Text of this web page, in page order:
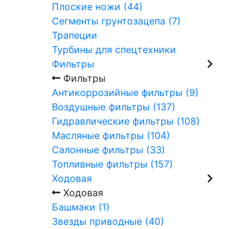
Плоские ножи (44)
Сегменты грунтозацепа (7)
Трапеции
Турбины для спецтехники
Фильтры
Фильтры
Антикоррозийные фильтры (9)
Воздушные фильтры (137)
Гидравлические фильтры (108)
Масляные фильтры (104)
Салонные фильтры (33)
Топливные фильтры (157)
Ходовая
Ходовая
Башмаки (1)
Звезды приводные (40)